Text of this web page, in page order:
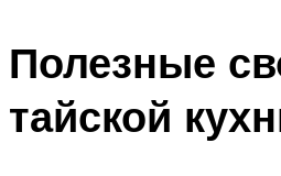
Полезные
тайской